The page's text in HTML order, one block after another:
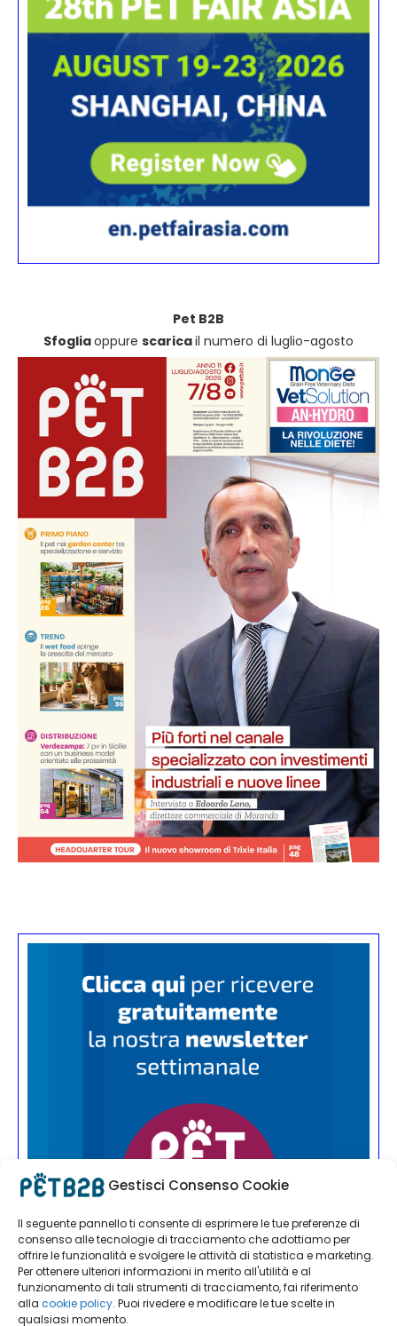
Gestisci Consenso Cookie
Il seguente pannello ti consente di esprimere le tue preferenze di
consenso alle tecnologie di tracciamento che adottiamo per
offrire le funzionalità e svolgere le attività di statistica e marketing.
Per ottenere ulteriori informazioni in merito all'utilità e al
funzionamento di tali strumenti di tracciamento, fai riferimento
alla cookie policy. Puoi rivedere e modificare le tue scelte in
qualsiasi momento.
Pet B2B
Sfogliaoppure scaricail numero di luglio-agosto